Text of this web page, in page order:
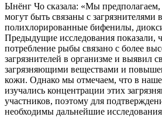
Ынёнг Чо сказала: «Мы предполагаем,
могут быть связаны с загрязнителями
полихлорированные бифенилы,
Предыдущие исследования показали,
потребление рыбы связано с более
загрязнителей в организме и выявил
загрязняющими веществами и
кожи. Однако мы отмечаем, что в
изучались концентрации этих
участников, поэтому для
необходимы дальнейшие